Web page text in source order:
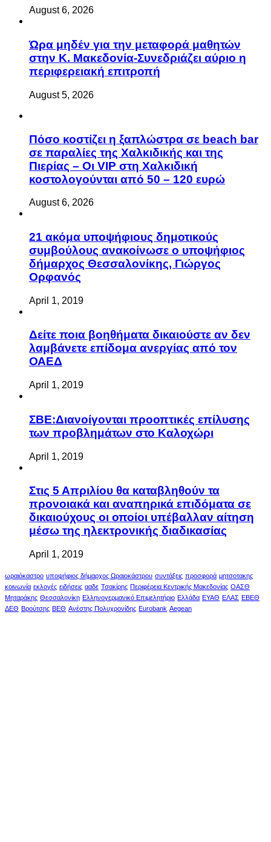
August 6, 2026
Ώρα μηδέν για την μεταφορά μαθητών
στην Κ. Μακεδονία-Συνεδριάζει αύριο η
περιφερειακή επιτροπή
August 5, 2026
Πόσο κοστίζει η ξαπλώστρα σε beach bar
σε παραλίες της Χαλκιδικής και της
Πιερίας – Οι VIP στη Χαλκιδική
κοστολογούνται από 50 – 120 ευρώ
August 6, 2026
21 ακόμα υποψήφιους δημοτικούς
συμβούλους ανακοίνωσε ο υποψήφιος
δήμαρχος Θεσσαλονίκης, Γιώργος
Ορφανός
April 1, 2019
Δείτε ποια βοηθήματα δικαιούστε αν δεν
λαμβάνετε επίδομα ανεργίας από τον
ΟΑΕΔ
April 1, 2019
ΣΒΕ:Διανοίγονται προοπτικές επίλυσης
των προβλημάτων στο Καλοχώρι
April 1, 2019
Στις 5 Απριλίου θα καταβληθούν τα
προνοιακά και αναπηρικά επιδόματα σε
δικαιούχους οι οποίοι υπέβαλλαν αίτηση
μέσω της ηλεκτρονικής διαδικασίας
April 1, 2019
ωραιόκαστρο υποψήφιος δήμαρχος Ωραιοκάστρου συντάξεις προσφορά μητσοτακης
κοινωνία εκλογές ειδήσεις ααδε Τσακίρης Περιφέρεια Κεντρικής Μακεδονίας ΟΑΣΘ
Μηταράκης Θεσσαλονίκη Ελληνογερμανικό Επιμελητήριο Ελλάδα ΕΥΑΘ ΕΛΑΣ ΕΒΕΘ
ΔΕΘ Βρούτσης ΒΕΘ Ανέστης Πολυχρονίδης Eurobank Aegean